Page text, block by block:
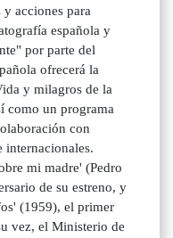
acciones para
española y
por parte del
ofrecerá la
y milagros de la
como un programa
con
internacionales.
mi madre' (Pedro
de su estreno, y
(1959), el primer
vez, el Ministerio de